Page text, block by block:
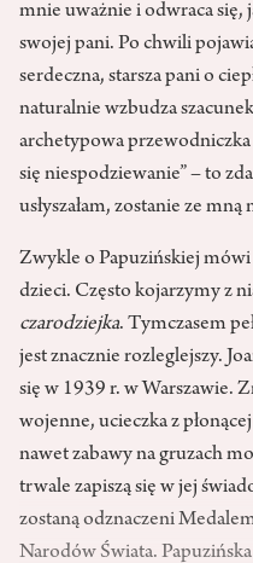
mnie uważnie i odwraca się,
swojej pani. Po chwili
serdeczna, starsza pani o
naturalnie wzbudza
archetypowa przewodniczka
się niespodziewanie” – to
usłyszałam, zostanie ze mną
Zwykle o Papuzińskiej mówi
dzieci. Często kojarzymy z
czarodziejka. Tymczasem
jest znacznie rozleglejszy.
się w 1939 r. w Warszawie.
wojenne, ucieczka z
nawet zabawy na gruzach
trwale zapiszą się w jej
zostaną odznaczeni
Narodów Świata.